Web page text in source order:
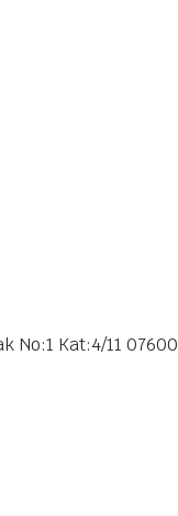
No:1 Kat:4/11 07600